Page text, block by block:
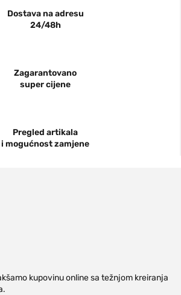
Dostava na adresu
24/48h
Zagarantovano
super cijene
Pregled artikala
i mogućnost zamjene
kupovinu online sa težnjom kreiranja